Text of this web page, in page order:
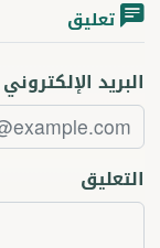
تعليق
البريد الإلكتروني
التعليق